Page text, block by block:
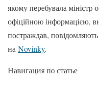
якому перебувала міністр
офіційною інформацією,
постраждав,
на Novinky.
Навигация по статье